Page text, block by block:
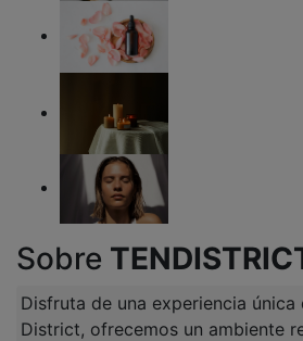
Sobre
Disfruta de una experiencia única
District, ofrecemos un ambiente